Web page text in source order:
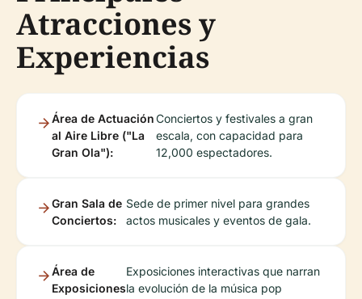
Atracciones y
Experiencias
Área de Actuación
al Aire Libre ("La
Gran Ola"):
Conciertos y festivales a gran
escala, con capacidad para
12,000 espectadores.
Gran Sala de
Conciertos:
Sede de primer nivel para grandes
actos musicales y eventos de gala.
Área de
Exposiciones
Exposiciones interactivas que narran
la evolución de la música pop